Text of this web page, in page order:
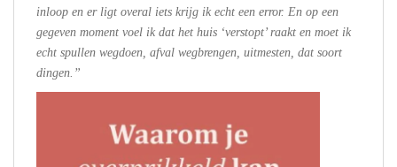
inloop en er ligt overal iets krijg ik echt een error. En op een
gegeven moment voel ik dat het huis ‘verstopt’ raakt en moet ik
echt spullen wegdoen, afval wegbrengen, uitmesten, dat soort
dingen.”